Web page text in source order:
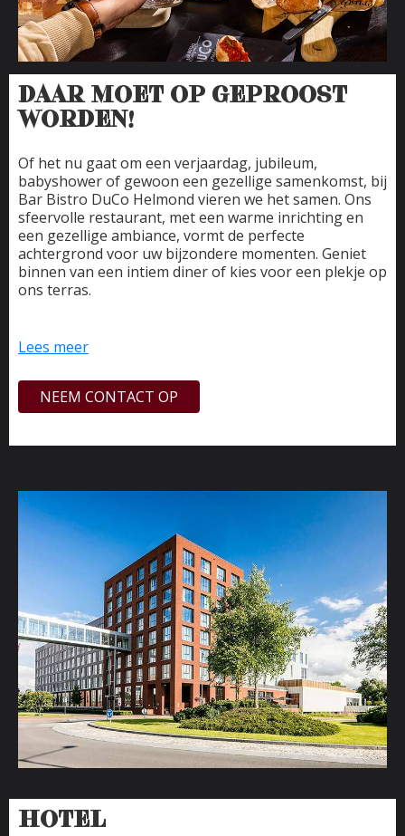
DAAR MOET OP GEPROOST
WORDEN!
Of het nu gaat om een verjaardag, jubileum,
babyshower of gewoon een gezellige samenkomst, bij
Bar Bistro DuCo Helmond vieren we het samen. Ons
sfeervolle restaurant, met een warme inrichting en
een gezellige ambiance, vormt de perfecte
achtergrond voor uw bijzondere momenten. Geniet
binnen van een intiem diner of kies voor een plekje op
ons terras.
aan niets ontbreekt. Een viering combineren met
mogelijkheden. Groepen tot 8 personen kunnen
eenvoudig online reserveren; voor grotere
gezelschappen bespreken we graag persoonlijk de
Dus waar wacht u nog op? De bubbels zijn koud, de
sfeer is top en gezelligheid gegarandeerd!
Lees meer
NEEM CONTACT OP
HOTEL